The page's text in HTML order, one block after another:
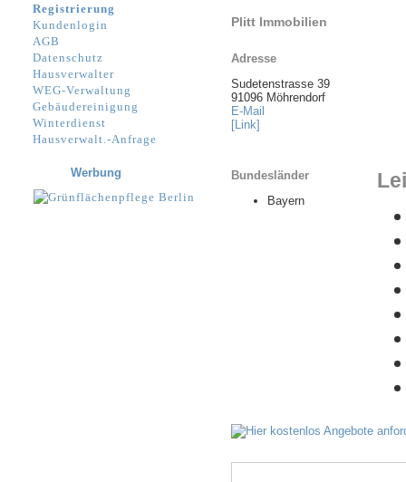
Plitt Immobilien
Adresse
Sudetenstrasse 39
91096 Möhrendorf
E-Mail
[Link]
Bundesländer
Bayern
Registrierung
Kundenlogin
AGB
Datenschutz
Hausverwalter
WEG-Verwaltung
Gebäudereinigung
Winterdienst
Hausverwalt.-Anfrage
Werbung